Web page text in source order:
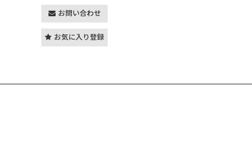
お問い合わせ
お気に入り登録